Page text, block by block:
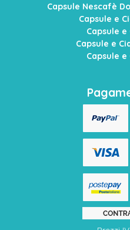
Capsule Nescafè
Capsule e
Capsule
Capsule e
Capsule e